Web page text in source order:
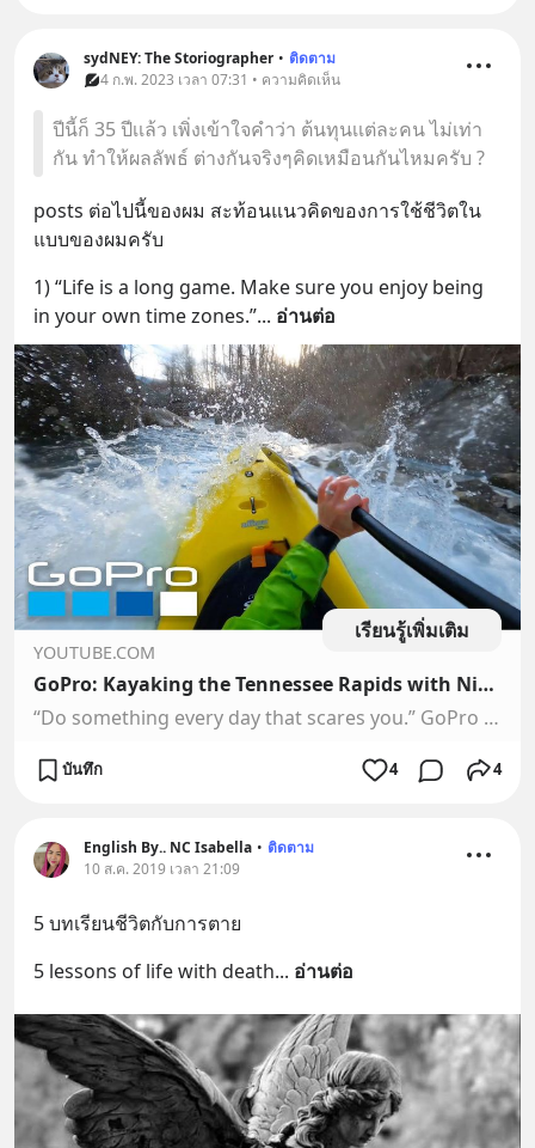
sydNEY: The Storiographer • ติดตาม
4 ก.พ. 2023 เวลา 07:31 • ความคิดเห็น
ปีนี้ก็ 35 ปีเเล้ว เพิ่งเข้าใจคำว่า ต้นทุนเเต่ละคน ไม่เท่า
กัน ทำให้ผลลัพธ์ ต่างกันจริงๆคิดเหมือนกันไหมครับ ?
posts ต่อไปนี้ของผม สะท้อนแนวคิดของการใช้ชีวิตใน
แบบของผมครับ
1) “Life is a long game. Make sure you enjoy being
in your own time zones.”... อ่านต่อ
เรียนรู้เพิ่มเติม
YOUTUBE.COM
GoPro: Kayaking the Tennessee Rapids with Nick Troutman
“Do something every day that scares you.” GoPro Athlete Nick Troutman conquers the Tennessee rapids with HyperSmooth to start your week.Shot 100% on GoPro: h...
บันทึก 4 4
English By.. NC Isabella • ติดตาม
10 ส.ค. 2019 เวลา 21:09
5 บทเรียนชีวิตกับการตาย
5 lessons of life with death... อ่านต่อ